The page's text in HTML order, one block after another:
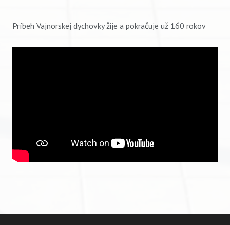
Príbeh Vajnorskej dychovky žije a pokračuje už 160 rokov